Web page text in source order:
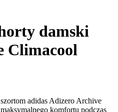
damski
Climacool
adidas Adizero Archive
komfortu podczas